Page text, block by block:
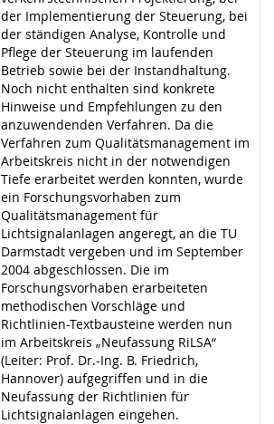
der Implementierung der Steuerung, bei
der ständigen Analyse, Kontrolle und
Pflege der Steuerung im laufenden
Betrieb sowie bei der Instandhaltung.
Noch nicht enthalten sind konkrete
Hinweise und Empfehlungen zu den
anzuwendenden Verfahren. Da die
Verfahren zum Qualitätsmanagement im
Arbeitskreis nicht in der notwendigen
Tiefe erarbeitet werden konnten, wurde
ein Forschungsvorhaben zum
Qualitätsmanagement für
Lichtsignalanlagen angeregt, an die TU
Darmstadt vergeben und im September
2004 abgeschlossen. Die im
Forschungsvorhaben erarbeiteten
methodischen Vorschläge und
Richtlinien-Textbausteine werden nun
im Arbeitskreis „Neufassung RiLSA“
(Leiter: Prof. Dr.-Ing. B. Friedrich,
Hannover) aufgegriffen und in die
Neufassung der Richtlinien für
Lichtsignalanlagen eingehen.